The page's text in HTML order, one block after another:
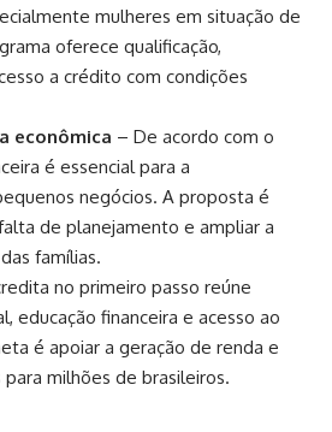
mulheres em situação de
oferece qualificação,
a crédito com condições
econômica – De acordo com o
é essencial para a
negócios. A proposta é
de planejamento e ampliar a
famílias.
no primeiro passo reúne
educação financeira e acesso ao
é apoiar a geração de renda e
milhões de brasileiros.